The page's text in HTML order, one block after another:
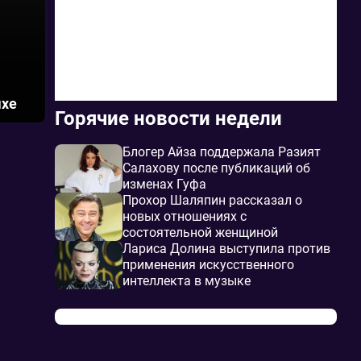
Горячие новости недели
Блогер Айза поддержала Разият
Салахову после публикаций об
изменах Гуфа
Прохор Шаляпин рассказал о
новых отношениях с
состоятельной женщиной
Лариса Долина выступила против
применения искусственного
интеллекта в музыке